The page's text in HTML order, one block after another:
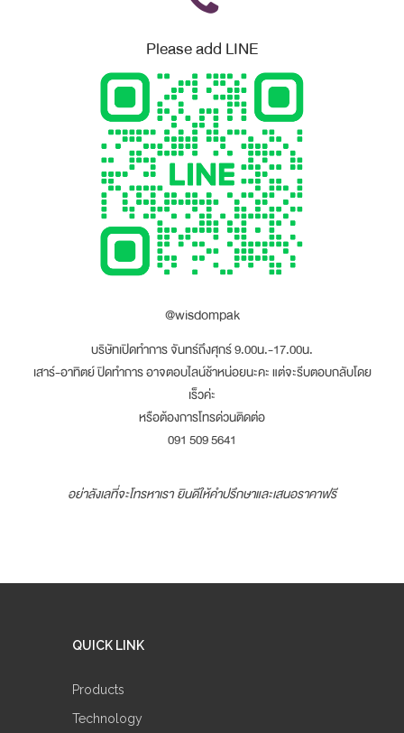
Please add LINE
@wisdompak
บริษัทเปิดทำการ จันทร์ถึงศุกร์ 9.00น.-17.00น.
เสาร์-อาทิตย์ ปิดทำการ อาจตอบไลน์ช้าหน่อยนะคะ แต่จะรีบตอบกลับโดย
เร็วค่ะ
หรือต้องการโทรด่วนติดต่อ
091 509 5641
อย่าลังเลที่จะโทรหาเรา ยินดีให้คำปรึกษาและเสนอราคาฟรี
QUICK LINK
Products
Technology